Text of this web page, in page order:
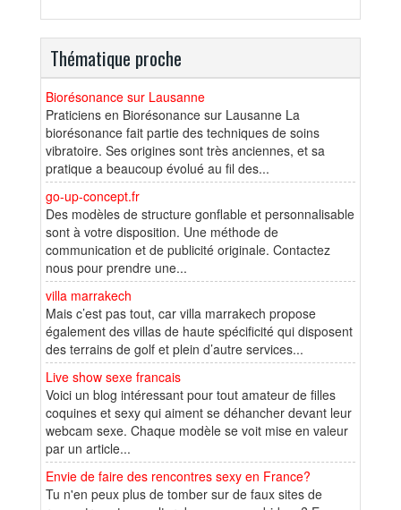
Thématique proche
Biorésonance sur Lausanne
Praticiens en Biorésonance sur Lausanne La
biorésonance fait partie des techniques de soins
vibratoire. Ses origines sont très anciennes, et sa
pratique a beaucoup évolué au fil des...
go-up-concept.fr
Des modèles de structure gonflable et personnalisable
sont à votre disposition. Une méthode de
communication et de publicité originale. Contactez
nous pour prendre une...
villa marrakech
Mais c’est pas tout, car villa marrakech propose
également des villas de haute spécificité qui disposent
des terrains de golf et plein d’autre services...
Live show sexe francais
Voici un blog intéressant pour tout amateur de filles
coquines et sexy qui aiment se déhancher devant leur
webcam sexe. Chaque modèle se voit mise en valeur
par un article...
Envie de faire des rencontres sexy en France?
Tu n'en peux plus de tomber sur de faux sites de